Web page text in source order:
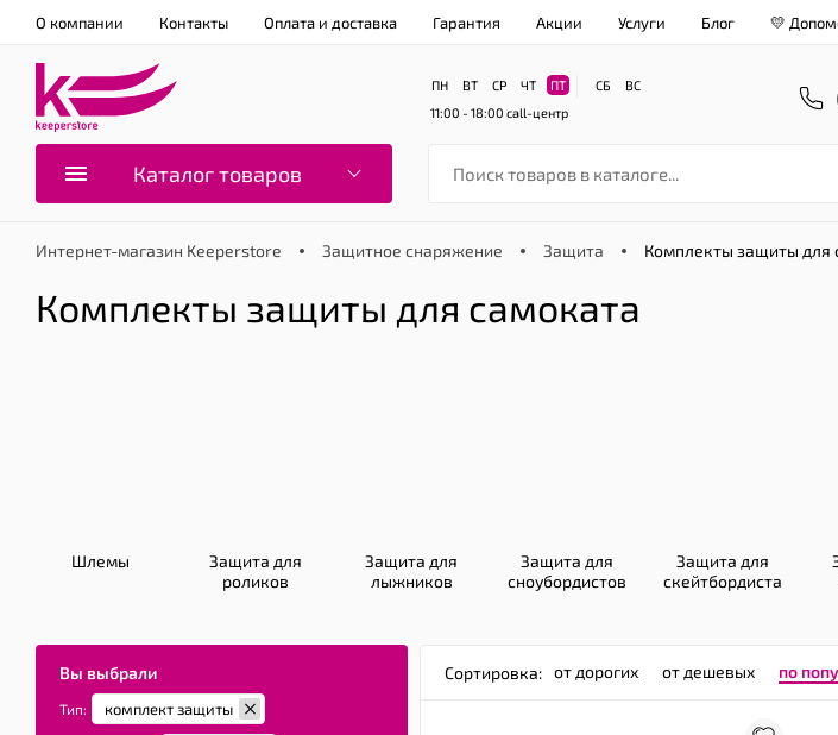
О компании Контакты Оплата и доставка Гарантия Акции Услуги Блог 💛
ПН ВТ СР ЧТ ПТ СБ
ВС
11:00 - 18:00 call-центр
Каталог товаров
Интернет-магазин Keeperstore Защитное снаряжение Защита Комплекты защиты для
Комплекты защиты для самоката
Шлемы
Защита для
роликов
Защита для
лыжников
Защита для
сноубордистов
Защита для
скейтбордиста
Сортировка: от дорогих от дешевых по
Вы выбрали
Тип: комплект защиты